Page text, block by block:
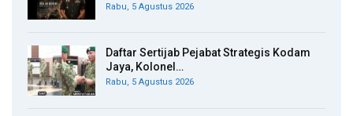
Rabu, 5 Agustus 2026
Daftar Sertijab Pejabat Strategis Kodam
Jaya, Kolonel…
Rabu, 5 Agustus 2026